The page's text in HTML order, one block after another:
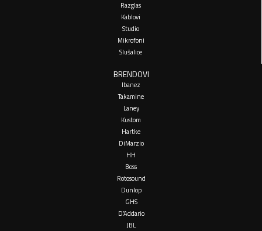
Razglas
Kablovi
Studio
Mikrofoni
Slušalice
BRENDOVI
Ibanez
Takamine
Laney
Kustom
Hartke
DiMarzio
HH
Boss
Rotosound
Dunlop
GHS
D’Addario
JBL